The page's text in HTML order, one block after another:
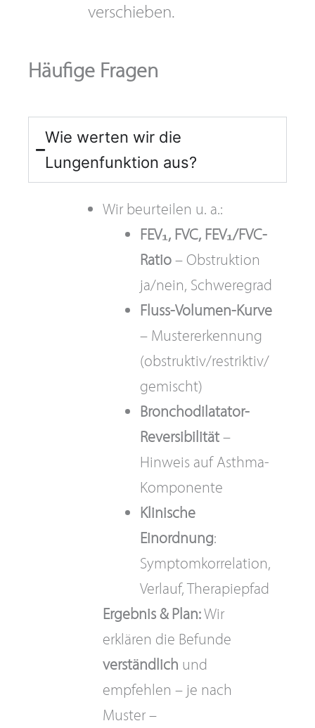
verschieben.
Häufige Fragen
Wie werten wir die
Lungenfunktion aus?
Wir beurteilen u. a.:
FEV₁, FVC, FEV₁/FVC-
Ratio– Obstruktion
ja/nein, Schweregrad
Fluss-Volumen-Kurve
– Mustererkennung
(obstruktiv/restriktiv/
gemischt)
Bronchodilatator-
Reversibilität–
Hinweis auf Asthma-
Komponente
Klinische
Einordnung:
Symptomkorrelation,
Verlauf, Therapiepfad
Ergebnis & Plan:Wir
erklären die Befunde
verständlich und
empfehlen – je nach
Muster –